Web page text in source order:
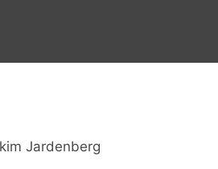
Jardenberg